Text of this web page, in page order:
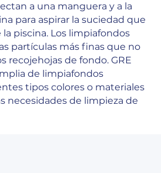
a una manguera y a la
para aspirar la suciedad que
piscina. Los limpiafondos
partículas más finas que no
recojehojas de fondo. GRE
de limpiafondos
tipos colores o materiales
necesidades de limpieza de